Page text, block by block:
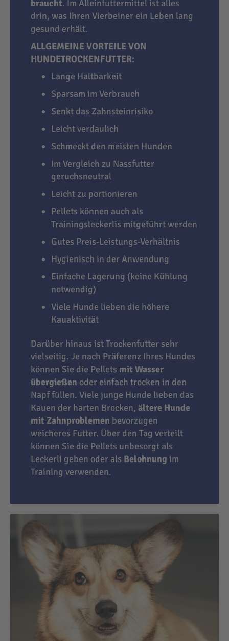
braucht. Im Alleinfuttermittel ist alles
drin, was Ihren Vierbeiner ein Leben lang
gesund erhält.
ALLGEMEINE VORTEILE VON
HUNDETROCKENFUTTER:
Lange Haltbarkeit
Sparsam im Verbrauch
Senkt das Zahnsteinrisiko
Leicht verdaulich
Schmeckt den meisten Hunden
Im Vergleich zu Nassfutter
geruchsneutral
Leicht zu portionieren
Pellets können auch als
Trainingsleckerlis mitgeführt werden
Gutes Preis-Leistungs-Verhältnis
Hygienisch in der Anwendung
Einfache Lagerung (keine Kühlung
notwendig)
Viele Hunde lieben die höhere
Kauaktivität
Darüber hinaus ist Trockenfutter sehr
vielseitig. Je nach Präferenz Ihres Hundes
können Sie die Pellets mit Wasser
übergießen oder einfach trocken in den
Napf füllen. Viele junge Hunde lieben das
Kauen der harten Brocken, ältere Hunde
mit Zahnproblemen bevorzugen
weicheres Futter. Über den Tag verteilt
können Sie die Pellets unbesorgt als
Leckerli geben oder als Belohnung im
Training verwenden.